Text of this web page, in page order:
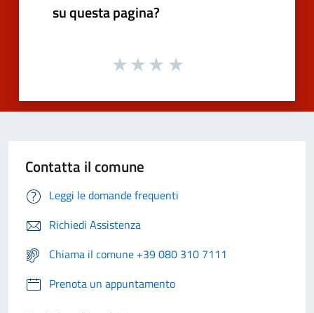
su questa pagina?
Contatta il comune
Leggi le domande frequenti
Richiedi Assistenza
Chiama il comune +39 080 310 7111
Prenota un appuntamento